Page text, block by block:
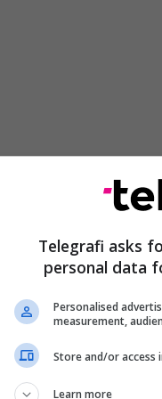
me Zvicrën në
një dëshpërim
ky cikël
nuk ka qenë
se menjëherë pas
Zvicrën dhe
i rreshtimit që
kualifikuese”.
Telegrafi asks
personal data
Personalised
measurement,
Store and/or access
Learn more